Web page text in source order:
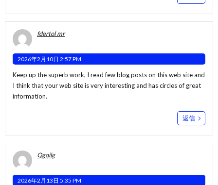
fdertol mr
2026年2月10日 2:57 PM
Keep up the superb work, I read few blog posts on this web site and
I think that your web site is very interesting and has circles of great
information.
返信
Qgqilg
2026年2月13日 5:35 PM